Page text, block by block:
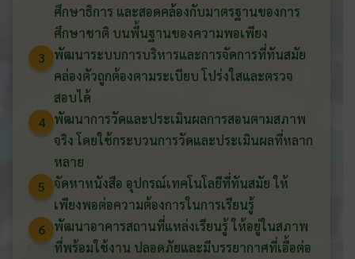
ศึกษาธิการ และสอดคล้องกับมาตรฐานของการ
ศึกษาชาติ บนพื้นฐานของความพอเพียง
3
พัฒนาระบบการบริหารและการจัดการที่ทันสมัย
คล่องตัวถูกต้องตามระเบียบ โปร่งใสและตรวจ
สอบได้
4 พัฒนาการวัดและประเมินผลการสอนตามสภาพ
จริง โดยใช้กระบวนการวัดและประเมินผลที่หลาก
หลาย
5 จัดหาหนังสือ อุปกรณ์เทคโนโลยีที่ทันสมัย ให้
เพียงพอต่อความต้องการในการเรียนรู้
6 พัฒนาอาคารสถานที่แหล่งเรียนรู้ ให้อยู่ในสภาพ
ที่พร้อมใช้งาน ปลอดภัยและมีบรรยากาศที่เอื้อต่อ